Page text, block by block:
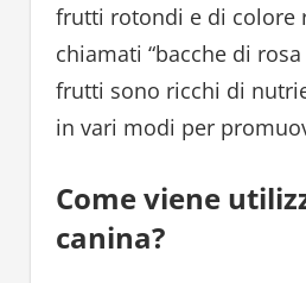
frutti rotondi e di colore
chiamati “bacche di
frutti sono ricchi di
in vari modi per
Come viene
canina?